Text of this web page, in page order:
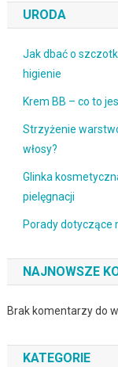
URODA
Jak dbać o
higienie
Krem BB – co to
Strzyżenie
włosy?
Glinka
pielęgnacji
Porady dotyczące
NAJNOWSZE
Brak komentarzy do
KATEGORIE